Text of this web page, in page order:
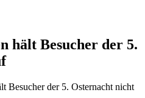
hält Besucher der 5.
Besucher der 5. Osternacht nicht